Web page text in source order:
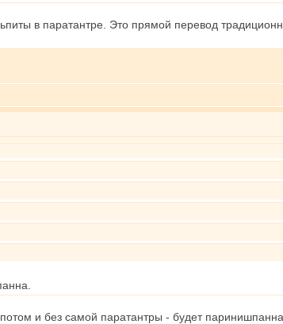
в паратантре. Это прямой перевод
и без самой паратантры - будет